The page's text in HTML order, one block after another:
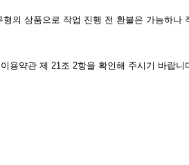
의 상품으로 작업 진행 전 환불은 가능하
용약관 제 21조 2항을 확인해 주시기 바랍니